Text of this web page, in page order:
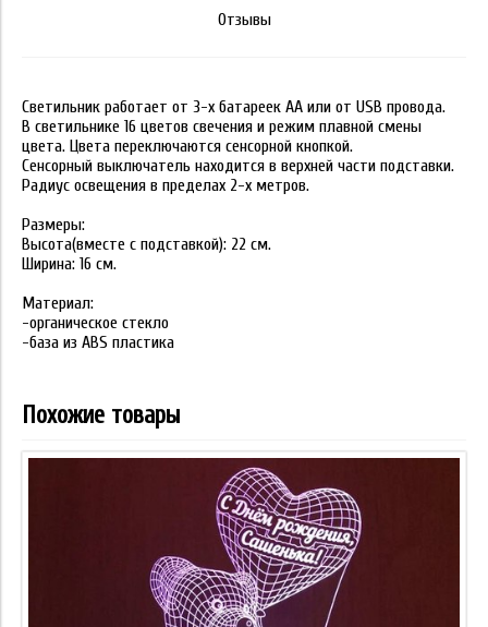
Отзывы
Светильник работает от 3-х батареек АА или от USB провода.
В светильнике 16 цветов свечения и режим плавной смены
цвета. Цвета переключаются сенсорной кнопкой.
Сенсорный выключатель находится в верхней части подставки.
Радиус освещения в пределах 2-х метров.
Размеры:
Высота(вместе с подставкой): 22 см.
Ширина: 16 см.
Материал:
-органическое стекло
-база из ABS пластика
Похожие товары